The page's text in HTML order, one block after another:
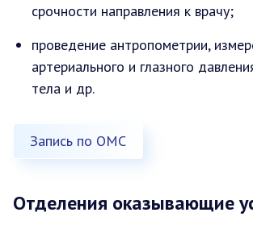
срочности направления к врачу;
проведение антропометрии,
артериального и глазного
тела и др.
Запись по ОМС
Отделения оказывающие